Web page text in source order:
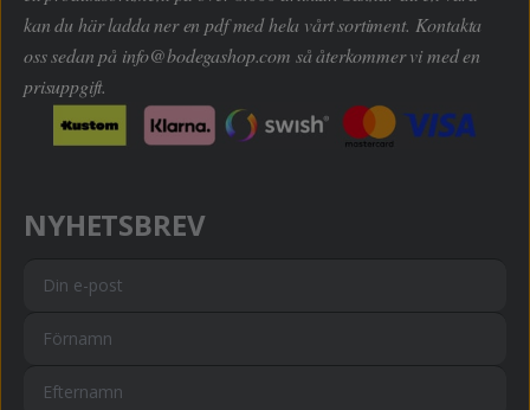
kan du här ladda ner en pdf med hela vårt sortiment. Kontakta
oss sedan på info@bodegashop.com så återkommer vi med en
prisuppgift.
NYHETSBREV